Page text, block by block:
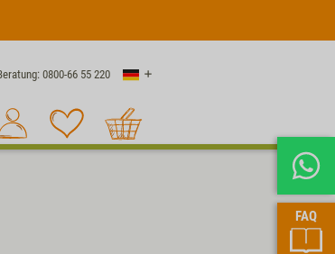
FAQ
0800-66 55 220 Land